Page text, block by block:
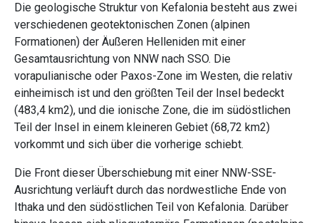
Die geologische Struktur von Kefalonia besteht aus zwei
verschiedenen geotektonischen Zonen (alpinen
Formationen) der Äußeren Helleniden mit einer
Gesamtausrichtung von NNW nach SSO. Die
vorapulianische oder Paxos-Zone im Westen, die relativ
einheimisch ist und den größten Teil der Insel bedeckt
(483,4 km2), und die ionische Zone, die im südöstlichen
Teil der Insel in einem kleineren Gebiet (68,72 km2)
vorkommt und sich über die vorherige schiebt.
Die Front dieser Überschiebung mit einer NNW-SSE-
Ausrichtung verläuft durch das nordwestliche Ende von
Ithaka und den südöstlichen Teil von Kefalonia. Darüber